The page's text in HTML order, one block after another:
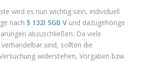
wird es nun wichtig sein, individuell
nach § 132l SGB Vund dazugehörige
abzuschließen. Da viele
sind, sollten die
widerstehen, Vorgaben bzw.